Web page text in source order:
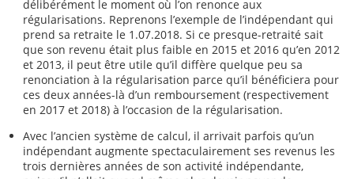
délibérément le moment où l’on renonce aux
régularisations. Reprenons l’exemple de l’indépendant qui
prend sa retraite le 1.07.2018. Si ce presque-retraité sait
que son revenu était plus faible en 2015 et 2016 qu’en 2012
et 2013, il peut être utile qu’il diffère quelque peu sa
renonciation à la régularisation parce qu’il bénéficiera pour
ces deux années-là d’un remboursement (respectivement
en 2017 et 2018) à l’occasion de la régularisation.
Avec l’ancien système de calcul, il arrivait parfois qu’un
indépendant augmente spectaculairement ses revenus les
trois dernières années de son activité indépendante,